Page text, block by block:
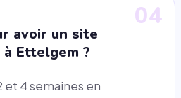
04
avoir un site
Ettelgem ?
4 semaines en